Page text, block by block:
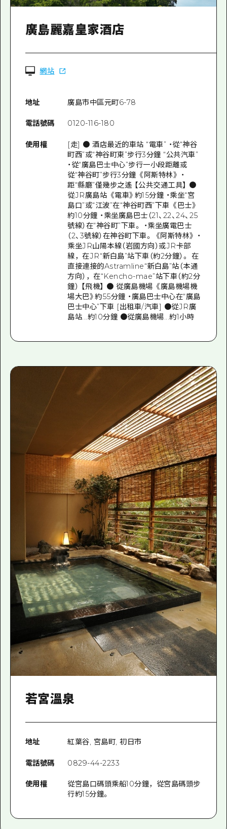
廣島麗嘉皇家酒店
網站
地址 廣島市中區元町6-78
電話號碼 0120-116-180
使用權
[走] ● 酒店最近的車站 “電車” ・從“神谷
町西”或“神谷町東”步行3分鐘 “公共汽車”
・從“廣島巴士中心”步行一小段距離或
從“神谷町”步行3分鐘 《阿斯特林》 ・
距“縣廳”僅幾步之遙 【公共交通工具】 ●
從JR廣島站 《電車》約15分鐘 ・乘坐“宮
島口”或“江波”在“神谷町西”下車 《巴士》
約10分鐘 ・乘坐廣島巴士（21、22、24、25
號線）在“神谷町”下車。 ・乘坐廣電巴士
（2、3號線）在神谷町下車。 《阿斯特林》 ・
乘坐JR山陽本線（岩國方向）或JR卡部
線，在JR“新白島”站下車（約2分鐘）。 在
直接連接的Astramline“新白島”站（本通
方向），在“Kencho-mae”站下車（約2分
鐘） 【飛機】 ● 從廣島機場 《廣島機場機
場大巴》約55分鐘 ・廣島巴士中心在“廣島
巴士中心”下車 [出租車/汽車] ●從JR廣
島站...約10分鐘 ●從廣島機場...約1小時
若宮溫泉
地址 紅葉谷, 宮島町, 初日市
電話號碼 0829-44-2233
使用權
從宮島口碼頭乘船10分鐘，從宮島碼頭步
行約15分鐘。